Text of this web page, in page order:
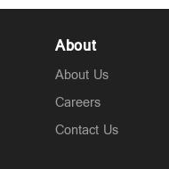
About
About Us
Careers
Contact Us